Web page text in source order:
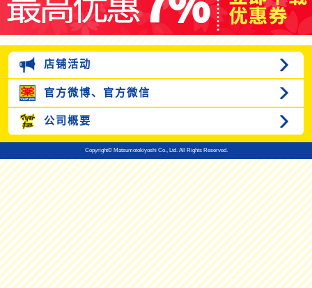
店铺活动
官方微博、 官方微信
公司概要
Copyright© Matsumotokiyoshi Co., Ltd. All Rights Reserved.